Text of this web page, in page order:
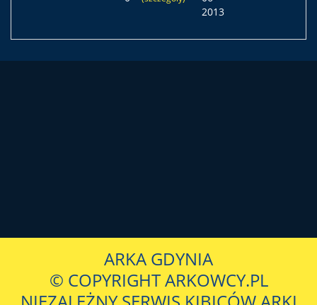
2013
ARKA GDYNIA
© COPYRIGHT ARKOWCY.PL